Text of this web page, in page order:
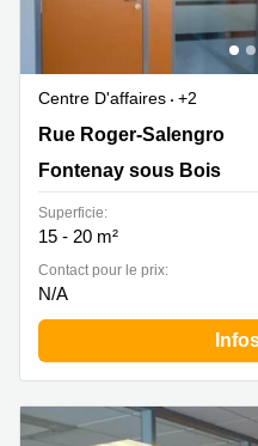
Centre D'affaires
+2
58 rue Roger Salengro,
sous Bois
Rue Roger-Salengro
Fontenay sous Bois
Superficie:
15 - 20 m²
Contact pour le prix:
N/A